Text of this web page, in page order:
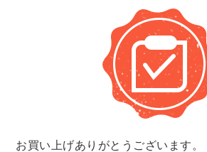
お買い上げありがとうございます。